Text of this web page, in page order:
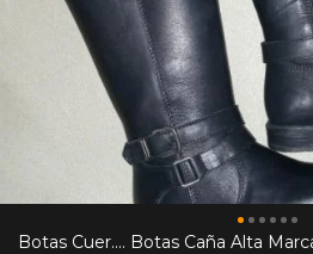
Botas Cuer.... Botas Caña Alta